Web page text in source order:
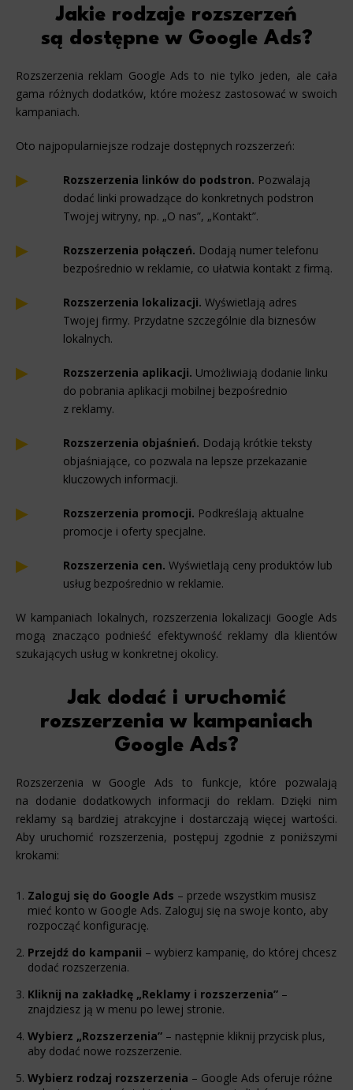
Jakie rodzaje rozszerzeń
są dostępne w Google Ads?
Rozszerzenia reklam Google Ads to nie tylko jeden, ale cała
gama różnych dodatków, które możesz zastosować w swoich
kampaniach.
Oto najpopularniejsze rodzaje dostępnych rozszerzeń:
Rozszerzenia linków do podstron. Pozwalają
dodać linki prowadzące do konkretnych podstron
Twojej witryny, np. „O nas”, „Kontakt”.
Rozszerzenia połączeń. Dodają numer telefonu
bezpośrednio w reklamie, co ułatwia kontakt z firmą.
Rozszerzenia lokalizacji. Wyświetlają adres
Twojej firmy. Przydatne szczególnie dla biznesów
lokalnych.
Rozszerzenia aplikacji. Umożliwiają dodanie linku
do pobrania aplikacji mobilnej bezpośrednio
z reklamy.
Rozszerzenia objaśnień. Dodają krótkie teksty
objaśniające, co pozwala na lepsze przekazanie
kluczowych informacji.
Rozszerzenia promocji. Podkreślają aktualne
promocje i oferty specjalne.
Rozszerzenia cen. Wyświetlają ceny produktów lub
usług bezpośrednio w reklamie.
W kampaniach lokalnych, rozszerzenia lokalizacji Google Ads
mogą znacząco podnieść efektywność reklamy dla klientów
szukających usług w konkretnej okolicy.
Jak dodać i uruchomić
rozszerzenia w kampaniach
Google Ads?
Rozszerzenia w Google Ads to funkcje, które pozwalają
na dodanie dodatkowych informacji do reklam. Dzięki nim
reklamy są bardziej atrakcyjne i dostarczają więcej wartości.
Aby uruchomić rozszerzenia, postępuj zgodnie z poniższymi
krokami:
Zaloguj się do Google Ads – przede wszystkim musisz
mieć konto w Google Ads. Zaloguj się na swoje konto, aby
rozpocząć konfigurację.
Przejdź do kampanii – wybierz kampanię, do której chcesz
dodać rozszerzenia.
Kliknij na zakładkę „Reklamy i rozszerzenia” –
znajdziesz ją w menu po lewej stronie.
Wybierz „Rozszerzenia” – następnie kliknij przycisk plus,
aby dodać nowe rozszerzenie.
Wybierz rodzaj rozszerzenia – Google Ads oferuje różne